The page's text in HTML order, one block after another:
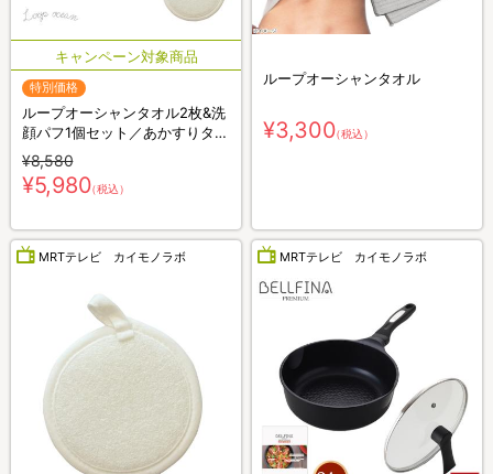
特別価格
ループオーシャンタオル2枚&洗
顔パフ1個セット／あかすりタオ
ル
¥8,580
¥5,980（税込）
ループオーシャンタオル
¥3,300（税込）
MRTテレビ カイモノラボ MRTテレビ カイモノラボ